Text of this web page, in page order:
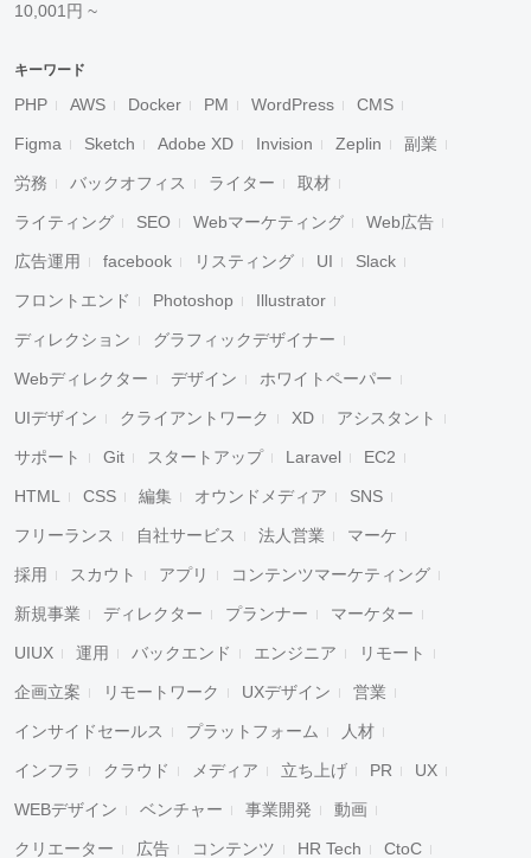
10,001円 ~
キーワード
PHP AWS Docker PM WordPress CMS
Figma Sketch Adobe XD Invision Zeplin 副業
労務 バックオフィス ライター 取材
ライティング SEO Webマーケティング Web広告
広告運用 facebook リスティング UI Slack
フロントエンド Photoshop Illustrator
ディレクション グラフィックデザイナー
Webディレクター デザイン ホワイトペーパー
UIデザイン クライアントワーク XD アシスタント
サポート Git スタートアップ Laravel EC2
HTML CSS 編集 オウンドメディア SNS
フリーランス 自社サービス 法人営業 マーケ
採用 スカウト アプリ コンテンツマーケティング
新規事業 ディレクター プランナー マーケター
UIUX 運用 バックエンド エンジニア リモート
企画立案 リモートワーク UXデザイン 営業
インサイドセールス プラットフォーム 人材
インフラ クラウド メディア 立ち上げ PR UX
WEBデザイン ベンチャー 事業開発 動画
クリエーター 広告 コンテンツ HR Tech CtoC